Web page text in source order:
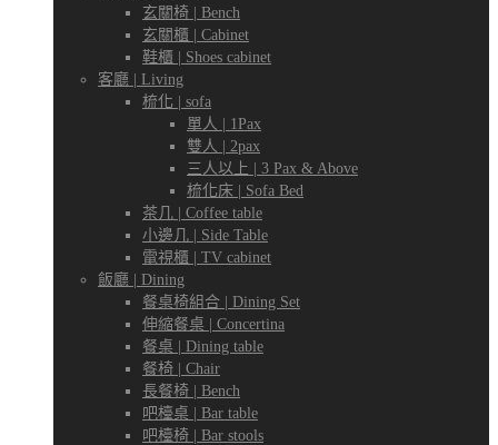
玄關椅 | Bench
玄關櫃 | Cabinet
鞋櫃 | Shoes cabinet
客廳 | Living
梳化 | sofa
單人 | 1Pax
雙人 | 2pax
三人以上 | 3 Pax & Above
梳化床 | Sofa Bed
茶几 | Coffee table
小邊几 | Side Table
電視櫃 | TV cabinet
飯廳 | Dining
餐桌椅組合 | Dining Set
伸縮餐桌 | Concertina
餐桌 | Dining table
餐椅 | Chair
長餐椅 | Bench
吧檯桌 | Bar table
吧檯椅 | Bar stools